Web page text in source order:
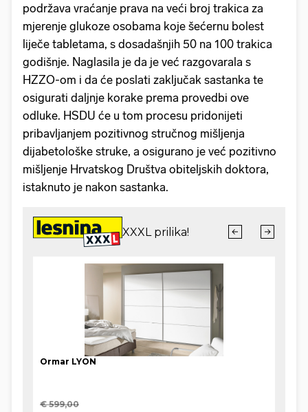
podržava vraćanje prava na veći broj trakica za
mjerenje glukoze osobama koje šećernu bolest
liječe tabletama, s dosadašnjih 50 na 100 trakica
godišnje. Naglasila je da je već razgovarala s
HZZO-om i da će poslati zaključak sastanka te
osigurati daljnje korake prema provedbi ove
odluke. HSDU će u tom procesu pridonijeti
pribavljanjem pozitivnog stručnog mišljenja
dijabetološke struke, a osigurano je već pozitivno
mišljenje Hrvatskog Društva obiteljskih doktora,
istaknuto je nakon sastanka.